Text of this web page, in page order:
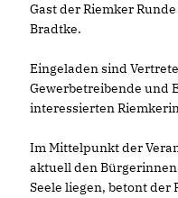
Gast der Riemker
Bradtke.
Eingeladen sind
Gewerbetreibende und
interessierten
Im Mittelpunkt der
aktuell den
Seele liegen, betont der